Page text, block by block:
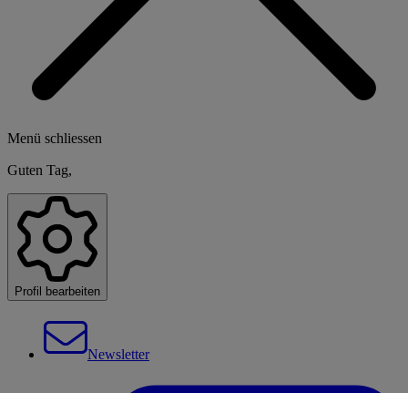
Menü schliessen
Guten Tag,
Profil bearbeiten
Newsletter